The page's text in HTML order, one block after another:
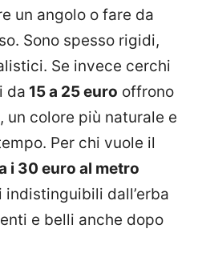
un angolo o fare da
Sono spesso rigidi,
Se invece cerchi
da 15 a 25 euro offrono
un colore più naturale e
Per chi vuole il
i 30 euro al metro
indistinguibili dall’erba
e belli anche dopo